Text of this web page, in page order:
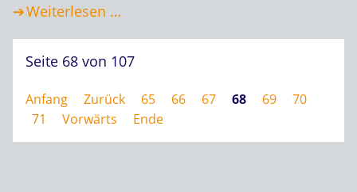
Weiterlesen …
Seite 68 von 107
Anfang Zurück 65 66 67 68 69
70
71
Vorwärts Ende